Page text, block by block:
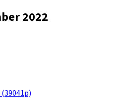
2022